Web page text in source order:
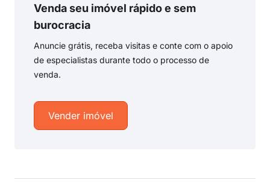
Venda seu imóvel rápido e sem
burocracia
Anuncie grátis, receba visitas e conte com o apoio
de especialistas durante todo o processo de
venda.
Vender imóvel